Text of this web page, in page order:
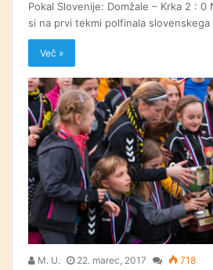
Pokal Slovenije: Domžale – Krka 2 : 0
si na prvi tekmi polfinala
Več »
M. U. 22. marec, 2017 718